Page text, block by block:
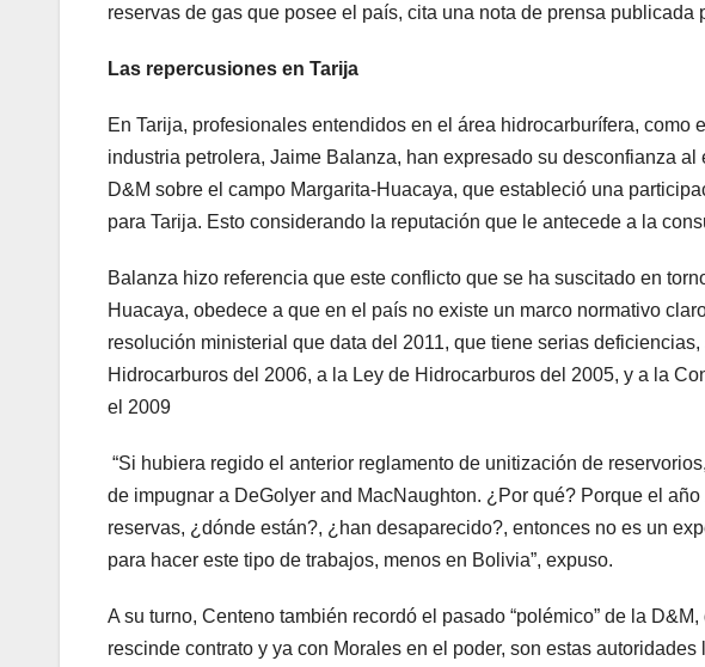
reservas de gas que posee el país, cita una nota de prensa publicada
Las repercusiones en Tarija
En Tarija, profesionales entendidos en el área hidrocarburífera,
industria petrolera, Jaime Balanza, han expresado su desconfianza
D&M sobre el campo Margarita-Huacaya, que estableció una
para Tarija. Esto considerando la reputación que le antecede a la
Balanza hizo referencia que este conflicto que se ha suscitado en
Huacaya, obedece a que en el país no existe un marco normativo
resolución ministerial que data del 2011, que tiene serias
Hidrocarburos del 2006, a la Ley de Hidrocarburos del 2005, y a la
el 2009
“Si hubiera regido el anterior reglamento de unitización de
de impugnar a DeGolyer and MacNaughton. ¿Por qué? Porque el
reservas, ¿dónde están?, ¿han desaparecido?, entonces no es un
para hacer este tipo de trabajos, menos en Bolivia”, expuso.
A su turno, Centeno también recordó el pasado “polémico” de la
rescinde contrato y ya con Morales en el poder, son estas